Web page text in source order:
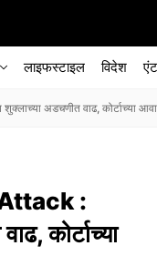
लाइफस्टाइल विदेश
अडचणीत वाढ, कोर्टाच्या
:
कोर्टाच्या